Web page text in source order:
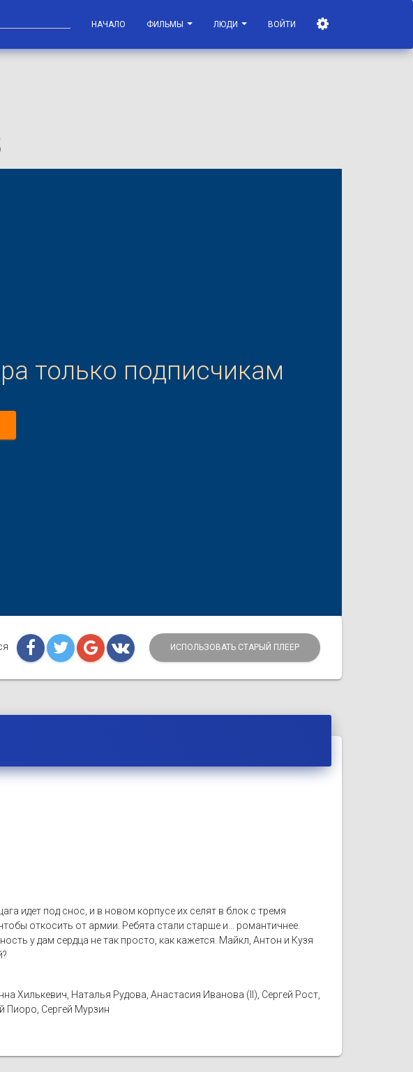
НАЧАЛО ФИЛЬМЫ ЛЮДИ ВОЙТИ
только подписчикам
ИСПОЛЬЗОВАТЬ СТАРЫЙ ПЛЕЕР
идет под снос, и в новом корпусе их селят в блок с тремя
откосить от армии. Ребята стали старше и… романтичнее.
у дам сердца не так просто, как кажется. Майкл, Антон и Кузя
Хилькевич, Наталья Рудова, Анастасия Иванова (II), Сергей Рост,
Пиоро, Сергей Мурзин